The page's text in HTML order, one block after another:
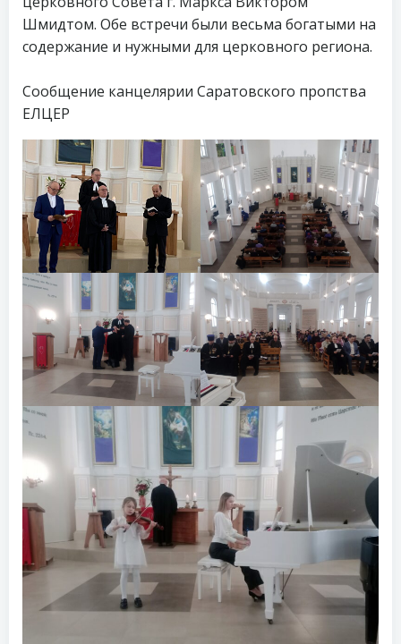
Шмидтом. Обе встречи были весьма богатыми на
содержание и нужными для церковного региона.
Сообщение канцелярии Саратовского пропства
ЕЛЦЕР